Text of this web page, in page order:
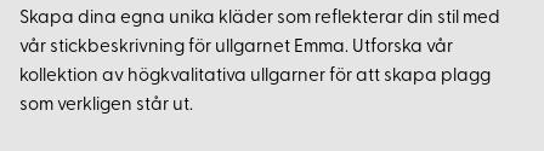
Skapa dina egna unika kläder som reflekterar din stil med
vår stickbeskrivning för ullgarnet Emma. Utforska vår
kollektion av högkvalitativa ullgarner för att skapa plagg
som verkligen står ut.